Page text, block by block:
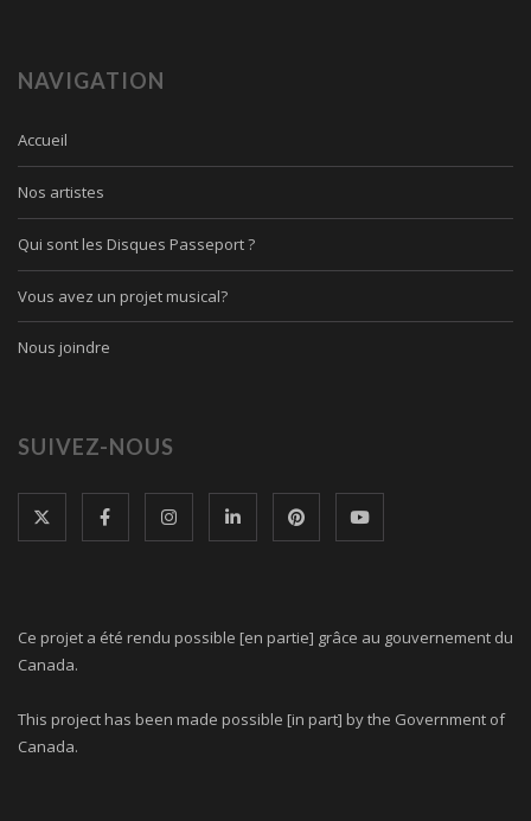
NAVIGATION
Accueil
Nos artistes
Qui sont les Disques Passeport ?
Vous avez un projet musical?
Nous joindre
SUIVEZ-NOUS
Ce projet a été rendu possible [en partie] grâce au gouvernement du
Canada.
This project has been made possible [in part] by the Government of
Canada.